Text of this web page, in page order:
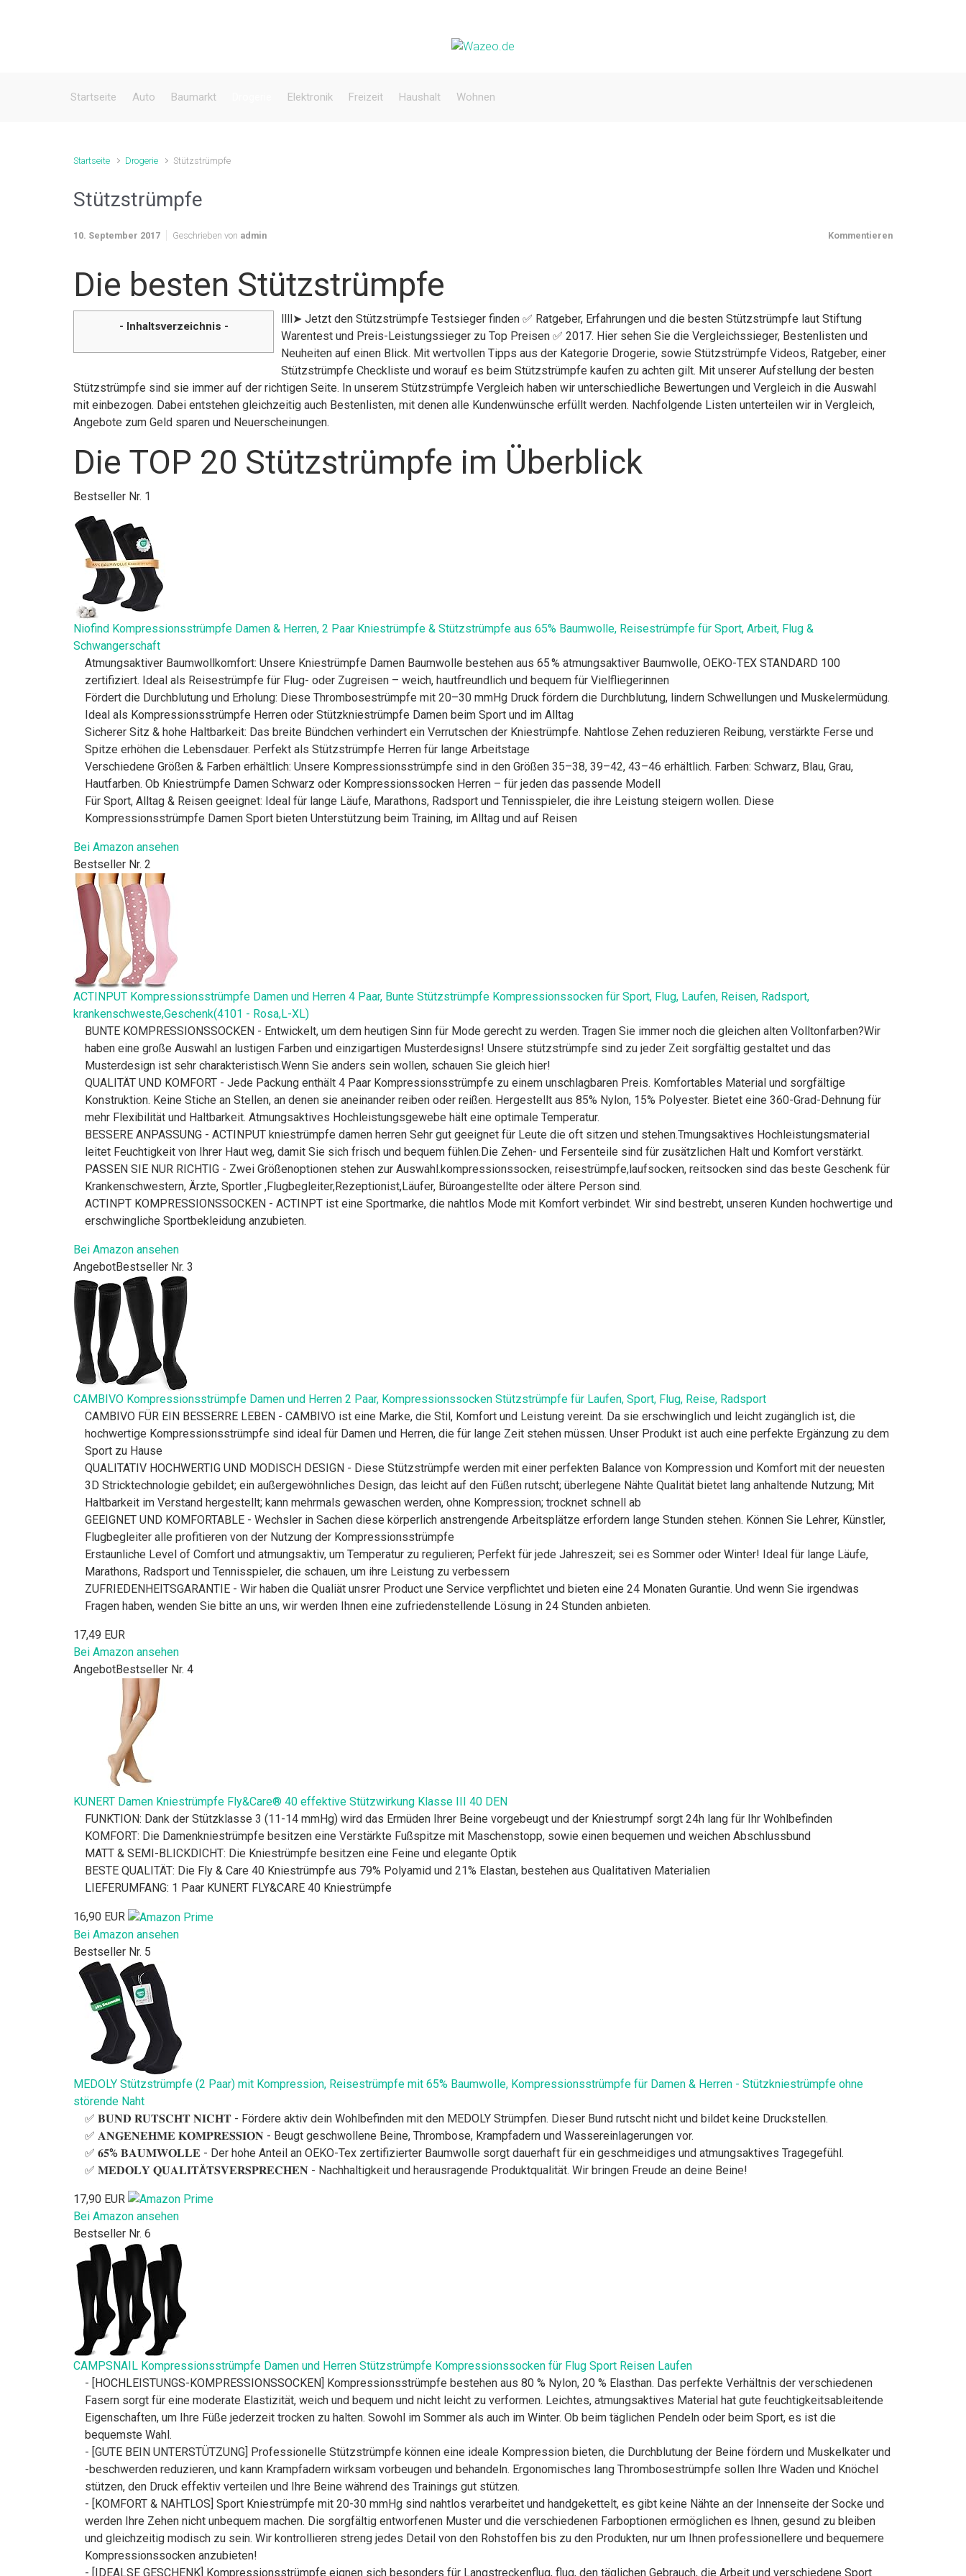
Startseite Auto Baumarkt Elektronik Freizeit Haushalt Wohnen
Startseite Drogerie Stützstrümpfe
Stützstrümpfe
10. September 2017 Geschrieben von admin Kommentieren
Die besten Stützstrümpfe
- Inhaltsverzeichnis -
llll➤ Jetzt den Stützstrümpfe Testsieger finden ✅ Ratgeber, Erfahrungen und die besten Stützstrümpfe laut Stiftung
Warentest und Preis-Leistungssieger zu Top Preisen ✅ 2017. Hier sehen Sie die Vergleichssieger, Bestenlisten und
Neuheiten auf einen Blick. Mit wertvollen Tipps aus der Kategorie Drogerie, sowie Stützstrümpfe Videos, Ratgeber, einer
Stützstrümpfe Checkliste und worauf es beim Stützstrümpfe kaufen zu achten gilt. Mit unserer Aufstellung der besten
Stützstrümpfe sind sie immer auf der richtigen Seite. In unserem Stützstrümpfe Vergleich haben wir unterschiedliche Bewertungen und Vergleich in die Auswahl
mit einbezogen. Dabei entstehen gleichzeitig auch Bestenlisten, mit denen alle Kundenwünsche erfüllt werden. Nachfolgende Listen unterteilen wir in Vergleich,
Angebote zum Geld sparen und Neuerscheinungen.
Die TOP 20 Stützstrümpfe im Überblick
Bestseller Nr. 1
Niofind Kompressionsstrümpfe Damen & Herren, 2 Paar Kniestrümpfe & Stützstrümpfe aus 65% Baumwolle, Reisestrümpfe für Sport, Arbeit, Flug &
Schwangerschaft
Atmungsaktiver Baumwollkomfort: Unsere Kniestrümpfe Damen Baumwolle bestehen aus 65 % atmungsaktiver Baumwolle, OEKO-TEX STANDARD 100
zertifiziert. Ideal als Reisestrümpfe für Flug- oder Zugreisen – weich, hautfreundlich und bequem für Vielfliegerinnen
Fördert die Durchblutung und Erholung: Diese Thrombosestrümpfe mit 20–30 mmHg Druck fördern die Durchblutung, lindern Schwellungen und Muskelermüdung.
Ideal als Kompressionsstrümpfe Herren oder Stützkniestrümpfe Damen beim Sport und im Alltag
Sicherer Sitz & hohe Haltbarkeit: Das breite Bündchen verhindert ein Verrutschen der Kniestrümpfe. Nahtlose Zehen reduzieren Reibung, verstärkte Ferse und
Spitze erhöhen die Lebensdauer. Perfekt als Stützstrümpfe Herren für lange Arbeitstage
Verschiedene Größen & Farben erhältlich: Unsere Kompressionsstrümpfe sind in den Größen 35–38, 39–42, 43–46 erhältlich. Farben: Schwarz, Blau, Grau,
Hautfarben. Ob Kniestrümpfe Damen Schwarz oder Kompressionssocken Herren – für jeden das passende Modell
Für Sport, Alltag & Reisen geeignet: Ideal für lange Läufe, Marathons, Radsport und Tennisspieler, die ihre Leistung steigern wollen. Diese
Kompressionsstrümpfe Damen Sport bieten Unterstützung beim Training, im Alltag und auf Reisen
Bei Amazon ansehen
Bestseller Nr. 2
ACTINPUT Kompressionsstrümpfe Damen und Herren 4 Paar, Bunte Stützstrümpfe Kompressionssocken für Sport, Flug, Laufen, Reisen, Radsport,
krankenschweste,Geschenk(4101 - Rosa,L-XL)
BUNTE KOMPRESSIONSSOCKEN - Entwickelt, um dem heutigen Sinn für Mode gerecht zu werden. Tragen Sie immer noch die gleichen alten Volltonfarben?Wir
haben eine große Auswahl an lustigen Farben und einzigartigen Musterdesigns! Unsere stützstrümpfe sind zu jeder Zeit sorgfältig gestaltet und das
Musterdesign ist sehr charakteristisch.Wenn Sie anders sein wollen, schauen Sie gleich hier!
QUALITÄT UND KOMFORT - Jede Packung enthält 4 Paar Kompressionsstrümpfe zu einem unschlagbaren Preis. Komfortables Material und sorgfältige
Konstruktion. Keine Stiche an Stellen, an denen sie aneinander reiben oder reißen. Hergestellt aus 85% Nylon, 15% Polyester. Bietet eine 360-Grad-Dehnung für
mehr Flexibilität und Haltbarkeit. Atmungsaktives Hochleistungsgewebe hält eine optimale Temperatur.
BESSERE ANPASSUNG - ACTINPUT kniestrümpfe damen herren Sehr gut geeignet für Leute die oft sitzen und stehen.Tmungsaktives Hochleistungsmaterial
leitet Feuchtigkeit von Ihrer Haut weg, damit Sie sich frisch und bequem fühlen.Die Zehen- und Fersenteile sind für zusätzlichen Halt und Komfort verstärkt.
PASSEN SIE NUR RICHTIG - Zwei Größenoptionen stehen zur Auswahl.kompressionssocken, reisestrümpfe,laufsocken, reitsocken sind das beste Geschenk für
Krankenschwestern, Ärzte, Sportler ,Flugbegleiter,Rezeptionist,Läufer, Büroangestellte oder ältere Person sind.
ACTINPT KOMPRESSIONSSOCKEN - ACTINPT ist eine Sportmarke, die nahtlos Mode mit Komfort verbindet. Wir sind bestrebt, unseren Kunden hochwertige und
erschwingliche Sportbekleidung anzubieten.
Bei Amazon ansehen
AngebotBestseller Nr. 3
CAMBIVO Kompressionsstrümpfe Damen und Herren 2 Paar, Kompressionssocken Stützstrümpfe für Laufen, Sport, Flug, Reise, Radsport
CAMBIVO FÜR EIN BESSERRE LEBEN - CAMBIVO ist eine Marke, die Stil, Komfort und Leistung vereint. Da sie erschwinglich und leicht zugänglich ist, die
hochwertige Kompressionsstrümpfe sind ideal für Damen und Herren, die für lange Zeit stehen müssen. Unser Produkt ist auch eine perfekte Ergänzung zu dem
Sport zu Hause
QUALITATIV HOCHWERTIG UND MODISCH DESIGN - Diese Stützstrümpfe werden mit einer perfekten Balance von Kompression und Komfort mit der neuesten
3D Stricktechnologie gebildet; ein außergewöhnliches Design, das leicht auf den Füßen rutscht; überlegene Nähte Qualität bietet lang anhaltende Nutzung; Mit
Haltbarkeit im Verstand hergestellt; kann mehrmals gewaschen werden, ohne Kompression; trocknet schnell ab
GEEIGNET UND KOMFORTABLE - Wechsler in Sachen diese körperlich anstrengende Arbeitsplätze erfordern lange Stunden stehen. Können Sie Lehrer, Künstler,
Flugbegleiter alle profitieren von der Nutzung der Kompressionsstrümpfe
Erstaunliche Level of Comfort und atmungsaktiv, um Temperatur zu regulieren; Perfekt für jede Jahreszeit; sei es Sommer oder Winter! Ideal für lange Läufe,
Marathons, Radsport und Tennisspieler, die schauen, um ihre Leistung zu verbessern
ZUFRIEDENHEITSGARANTIE - Wir haben die Qualiät unsrer Product une Service verpflichtet und bieten eine 24 Monaten Gurantie. Und wenn Sie irgendwas
Fragen haben, wenden Sie bitte an uns, wir werden Ihnen eine zufriedenstellende Lösung in 24 Stunden anbieten.
17,49 EUR
Bei Amazon ansehen
AngebotBestseller Nr. 4
KUNERT Damen Kniestrümpfe Fly&Care® 40 effektive Stützwirkung Klasse III 40 DEN
FUNKTION: Dank der Stützklasse 3 (11-14 mmHg) wird das Ermüden Ihrer Beine vorgebeugt und der Kniestrumpf sorgt 24h lang für Ihr Wohlbefinden
KOMFORT: Die Damenkniestrümpfe besitzen eine Verstärkte Fußspitze mit Maschenstopp, sowie einen bequemen und weichen Abschlussbund
MATT & SEMI-BLICKDICHT: Die Kniestrümpfe besitzen eine Feine und elegante Optik
BESTE QUALITÄT: Die Fly & Care 40 Kniestrümpfe aus 79% Polyamid und 21% Elastan, bestehen aus Qualitativen Materialien
LIEFERUMFANG: 1 Paar KUNERT FLY&CARE 40 Kniestrümpfe
16,90 EUR
Bei Amazon ansehen
Bestseller Nr. 5
MEDOLY Stützstrümpfe (2 Paar) mit Kompression, Reisestrümpfe mit 65% Baumwolle, Kompressionsstrümpfe für Damen & Herren - Stützkniestrümpfe ohne
störende Naht
✅ 𝐁𝐔𝐍𝐃 𝐑𝐔𝐓𝐒𝐂𝐇𝐓 𝐍𝐈𝐂𝐇𝐓 - Fördere aktiv dein Wohlbefinden mit den MEDOLY Strümpfen. Dieser Bund rutscht nicht und bildet keine Druckstellen.
✅ 𝐀𝐍𝐆𝐄𝐍𝐄𝐇𝐌𝐄 𝐊𝐎𝐌𝐏𝐑𝐄𝐒𝐒𝐈𝐎𝐍 - Beugt geschwollene Beine, Thrombose, Krampfadern und Wassereinlagerungen vor.
✅ 𝟔𝟓% 𝐁𝐀𝐔𝐌𝐖𝐎𝐋𝐋𝐄 - Der hohe Anteil an OEKO-Tex zertifizierter Baumwolle sorgt dauerhaft für ein geschmeidiges und atmungsaktives Tragegefühl.
✅ 𝐌𝐄𝐃𝐎𝐋𝐘 𝐐𝐔𝐀𝐋𝐈𝐓Ä𝐓𝐒𝐕𝐄𝐑𝐒𝐏𝐑𝐄𝐂𝐇𝐄𝐍 - Nachhaltigkeit und herausragende Produktqualität. Wir bringen Freude an deine Beine!
17,90 EUR
Bei Amazon ansehen
Bestseller Nr. 6
CAMPSNAIL Kompressionsstrümpfe Damen und Herren Stützstrümpfe Kompressionssocken für Flug Sport Reisen Laufen
- [HOCHLEISTUNGS-KOMPRESSIONSSOCKEN] Kompressionsstrümpfe bestehen aus 80 % Nylon, 20 % Elasthan. Das perfekte Verhältnis der verschiedenen
Fasern sorgt für eine moderate Elastizität, weich und bequem und nicht leicht zu verformen. Leichtes, atmungsaktives Material hat gute feuchtigkeitsableitende
Eigenschaften, um Ihre Füße jederzeit trocken zu halten. Sowohl im Sommer als auch im Winter. Ob beim täglichen Pendeln oder beim Sport, es ist die
bequemste Wahl.
- [GUTE BEIN UNTERSTÜTZUNG] Professionelle Stützstrümpfe können eine ideale Kompression bieten, die Durchblutung der Beine fördern und Muskelkater und
-beschwerden reduzieren, und kann Krampfadern wirksam vorbeugen und behandeln. Ergonomisches lang Thrombosestrümpfe sollen Ihre Waden und Knöchel
stützen, den Druck effektiv verteilen und Ihre Beine während des Trainings gut stützen.
- [KOMFORT & NAHTLOS] Sport Kniestrümpfe mit 20-30 mmHg sind nahtlos verarbeitet und handgekettelt, es gibt keine Nähte an der Innenseite der Socke und
werden Ihre Zehen nicht unbequem machen. Die sorgfältig entworfenen Muster und die verschiedenen Farboptionen ermöglichen es Ihnen, gesund zu bleiben
und gleichzeitig modisch zu sein. Wir kontrollieren streng jedes Detail von den Rohstoffen bis zu den Produkten, nur um Ihnen professionellere und bequemere
Kompressionssocken anzubieten!
- [IDEALSE GESCHENK] Kompressionsstrümpfe eignen sich besonders für Langstreckenflug, flug, den täglichen Gebrauch, die Arbeit und verschiedene Sport